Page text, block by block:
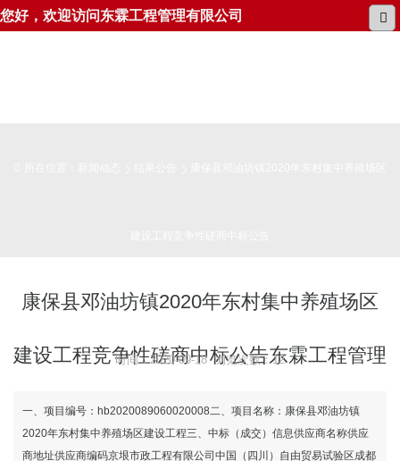
您好，欢迎访问东霖工程管理有限公司
康保县邓油坊镇2020年东村集中养殖场区
建设工程竞争性磋商中标公告东霖工程管理
有限公司-龙8国际官网
时间：2020-09-18 浏览次数：12
一、项目编号：hb2020089060020008二、项目名称：康保县邓油坊镇
2020年东村集中养殖场区建设工程三、中标（成交）信息供应商名称供应
商地址供应商编码京垠市政工程有限公司中国（四川）自由贸易试验区成都